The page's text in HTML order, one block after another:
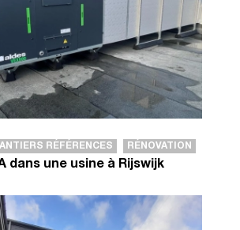
RÉFÉRENCES RÉNOVATION
dans une usine à Rijswijk